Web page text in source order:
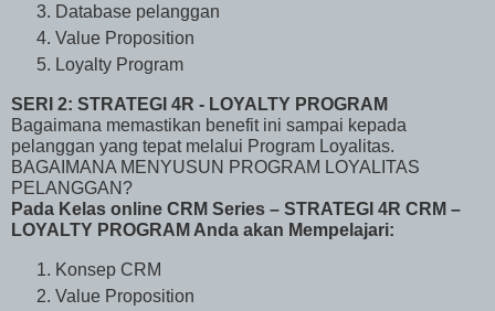
Database pelanggan
Value Proposition
Loyalty Program
SERI 2: STRATEGI 4R - LOYALTY PROGRAM
Bagaimana memastikan benefit ini sampai kepada
pelanggan yang tepat melalui Program Loyalitas.
BAGAIMANA MENYUSUN PROGRAM LOYALITAS
PELANGGAN?
Pada Kelas online CRM Series – STRATEGI 4R CRM –
LOYALTY PROGRAM Anda akan Mempelajari:
Konsep CRM
Value Proposition